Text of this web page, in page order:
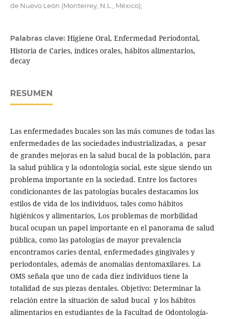
de Nuevo León (Monterrey, N.L., México);
Palabras clave: Higiene Oral, Enfermedad Periodontal,
Historia de Caries, índices orales, hábitos alimentarios,
decay
RESUMEN
Las enfermedades bucales son las más comunes de todas las
enfermedades de las sociedades industrializadas, a pesar
de grandes mejoras en la salud bucal de la población, para
la salud pública y la odontología social, este sigue siendo un
problema importante en la sociedad. Entre los factores
condicionantes de las patologías bucales destacamos los
estilos de vida de los individuos, tales como hábitos
higiénicos y alimentarios, Los problemas de morbilidad
bucal ocupan un papel importante en el panorama de salud
pública, como las patologías de mayor prevalencia
encontramos caries dental, enfermedades gingivales y
periodontales, además de anomalías dentomaxilares. La
OMS señala que uno de cada diez individuos tiene la
totalidad de sus piezas dentales. Objetivo: Determinar la
relación entre la situación de salud bucal y los hábitos
alimentarios en estudiantes de la Facultad de Odontología-